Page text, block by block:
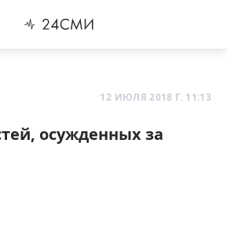
12 ИЮЛЯ 2018 Г. 11:13
осужденных за